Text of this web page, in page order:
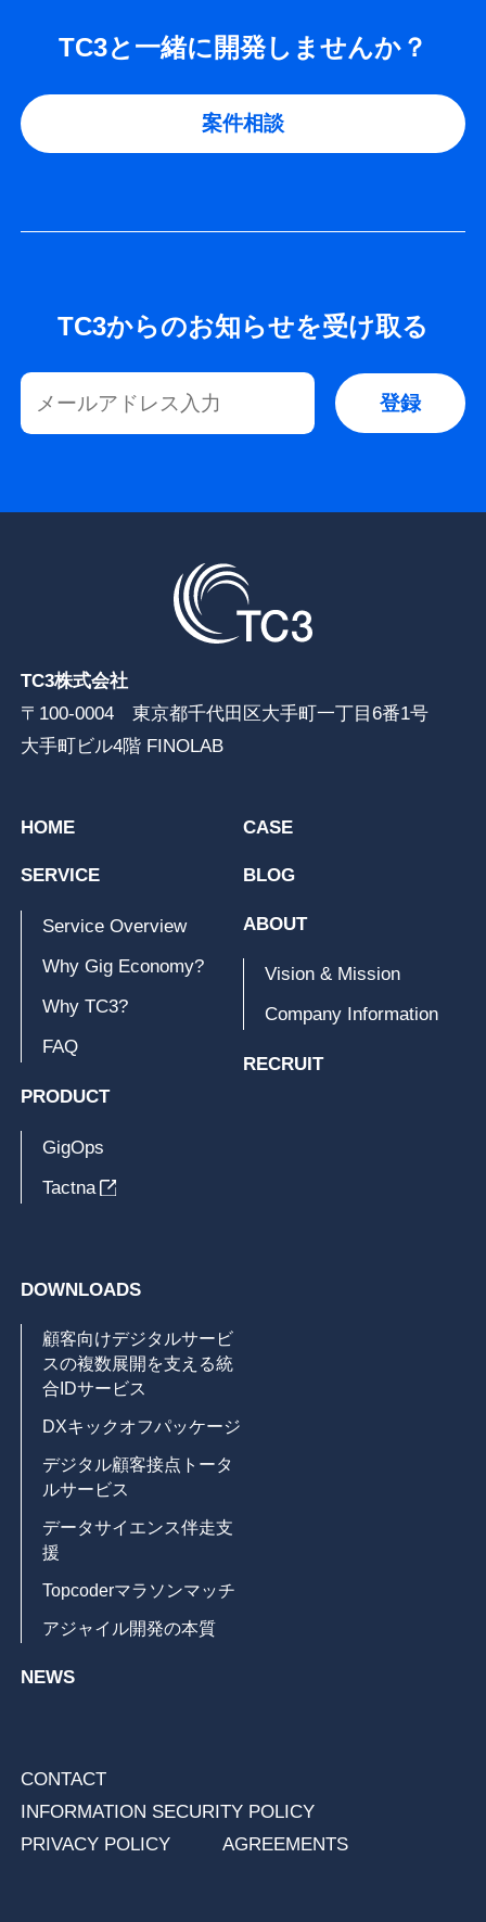
TC3と一緒に開発しませんか？
案件相談
TC3からのお知らせを受け取る
TC3株式会社
〒100-0004 東京都千代田区大手町一丁目6番1号
大手町ビル4階 FINOLAB
HOME
SERVICE
Service Overview
Why Gig Economy?
Why TC3?
FAQ
PRODUCT
GigOps
Tactna
CASE
BLOG
ABOUT
Vision & Mission
Company Information
RECRUIT
DOWNLOADS
顧客向けデジタルサービ
スの複数展開を支える統
合IDサービス
DXキックオフパッケージ
デジタル顧客接点トータ
ルサービス
データサイエンス伴走支
援
Topcoderマラソンマッチ
アジャイル開発の本質
NEWS
CONTACT
INFORMATION SECURITY POLICY
PRIVACY POLICY
AGREEMENTS